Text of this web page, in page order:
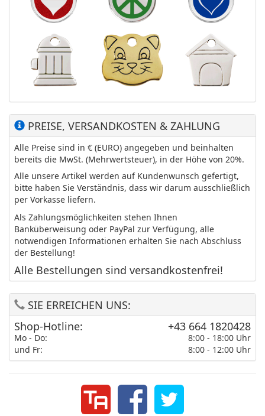
PREISE, VERSANDKOSTEN & ZAHLUNG
Alle Preise sind in € (EURO) angegeben und beinhalten
bereits die MwSt. (Mehrwertsteuer), in der Höhe von 20%.
Alle unsere Artikel werden auf Kundenwunsch gefertigt,
bitte haben Sie Verständnis, dass wir darum ausschließlich
per Vorkasse liefern.
Als Zahlungsmöglichkeiten stehen Ihnen
Banküberweisung oder PayPal zur Verfügung, alle
notwendigen Informationen erhalten Sie nach Abschluss
der Bestellung!
Alle Bestellungen sind versandkostenfrei!
SIE ERREICHEN UNS:
Shop-Hotline:
Mo - Do:
und Fr:
+43 664 1820428
8:00 - 18:00 Uhr
8:00 - 12:00 Uhr